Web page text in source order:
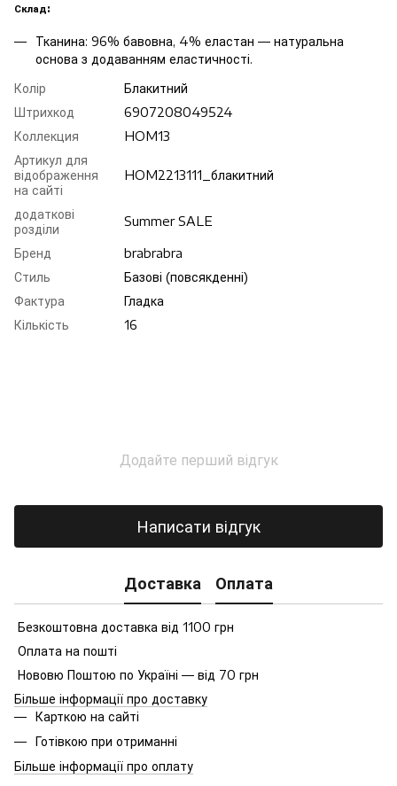
Склад:
Тканина: 96% бавовна, 4% еластан — натуральна
основа з додаванням еластичності.
Колір
Блакитний
Штрихкод
6907208049524
Коллекция
HOM13
Артикул для
відображення
на сайті
HOM2213111_блакитний
додаткові
розділи
Summer SALE
Бренд
brabrabra
Стиль
Базові (повсякденні)
Фактура
Гладка
Кількість
16
Додайте перший відгук
Написати відгук
Доставка Оплата
Безкоштовна доставка від 1100 грн
Оплата на пошті
Нововю Поштою по Україні — від 70 грн
Більше інформації про доставку
Карткою на сайті
Готівкою при отриманні
Більше інформації про оплату